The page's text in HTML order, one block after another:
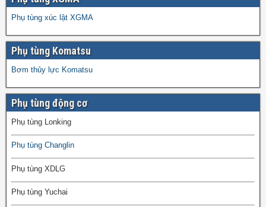
Phụ tùng xúc lật XGMA
Phụ tùng Komatsu
Bơm thủy lực Komatsu
Phụ tùng động cơ
Phụ tùng Lonking
Phụ tùng Changlin
Phụ tùng XDLG
Phụ tùng Yuchai